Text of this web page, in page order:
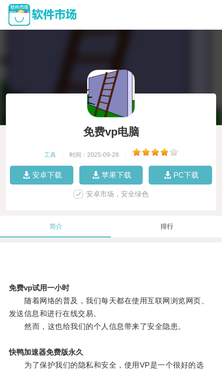
免费vp电脑
工具 时间：2025-09-28
安卓下载 苹果下载 PC下载
安卓市场，安全绿色
简介 排行
免费vp试用一小时
随着网络的普及，我们每天都在使用互联网浏览网页、
发送信息和进行在线交易。
然而，这也给我们的个人信息带来了安全隐患。
快鸭加速器免费版永久
为了保护我们的隐私和安全，使用VP是一个很好的选